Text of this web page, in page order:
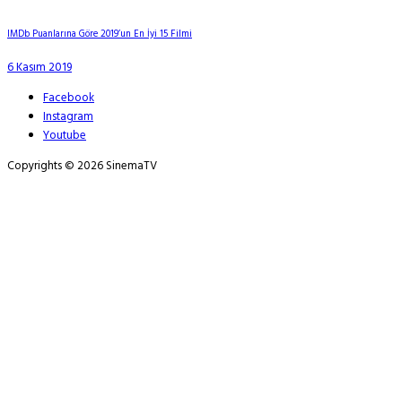
IMDb Puanlarına Göre 2019’un En İyi 15 Filmi
6 Kasım 2019
Facebook
Instagram
Youtube
Copyrights © 2026 SinemaTV